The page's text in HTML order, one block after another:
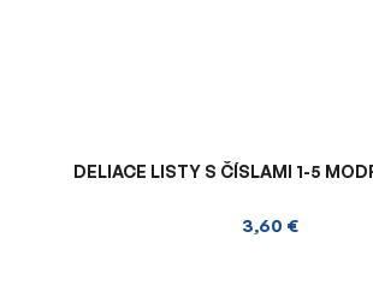
DELIACE LISTY S ČÍSLAMI 1-5
3,60 €